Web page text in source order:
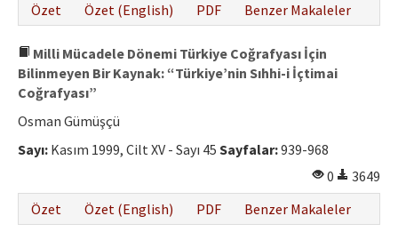
Özet
Özet (English) PDF Benzer Makaleler
Milli Mücadele Dönemi Türkiye Coğrafyası İçin
Bilinmeyen Bir Kaynak: “Türkiye’nin Sıhhi-i İçtimai
Coğrafyası”
Osman Gümüşçü
Sayı: Kasım 1999, Cilt XV - Sayı 45 Sayfalar:939-968
0
3649
Özet
Özet (English) PDF Benzer Makaleler